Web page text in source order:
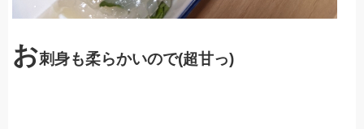
お刺身も柔らかいので(超甘っ)